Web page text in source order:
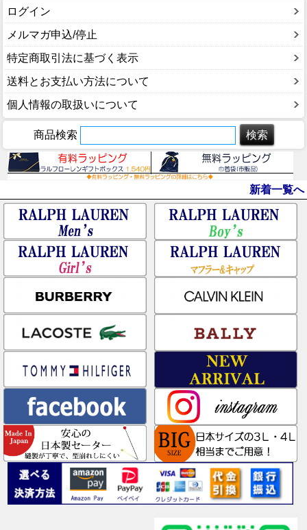
ログイン
メルマガ申込/停止
特定商取引法に基づく表示
送料とお支払い方法について
個人情報の取扱いについて
商品検索
新着一覧へ